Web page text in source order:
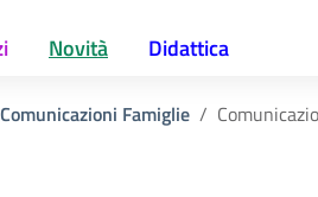
Novità Didattica
Comunicazioni Famiglie